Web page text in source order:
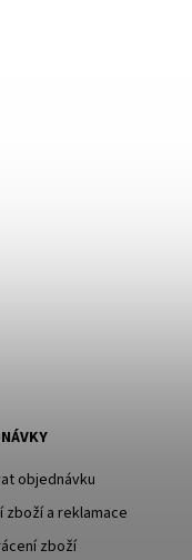
objednávku
zboží a reklamace
zboží